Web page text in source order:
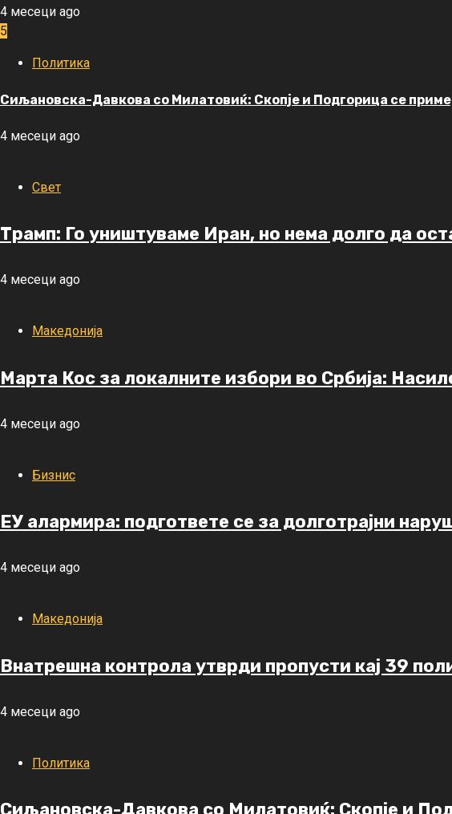
4 месеци ago
5
Политика
Сиљановска-Давкова со Милатовиќ: Скопје и Подгорица се
4 месеци ago
Свет
Трамп: Го уништуваме Иран, но нема долго да
4 месеци ago
Македонија
Марта Кос за локалните избори во Србија:
4 месеци ago
Бизнис
ЕУ алармира: подгответе се за долготрајни
4 месеци ago
Македонија
Внатрешна контрола утврди пропусти кај 39
4 месеци ago
Политика